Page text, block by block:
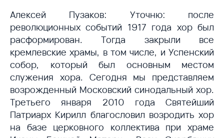
Алексей Пузаков: Уточню: после
революционных событий 1917 года хор был
расформирован. Тогда закрыли все
кремлевские храмы, в том числе, и Успенский
собор, который был основным местом
служения хора. Сегодня мы представляем
возрожденный Московский синодальный хор.
Третьего января 2010 года Святейший
Патриарх Кирилл благословил возродить хор
на базе церковного коллектива при храме